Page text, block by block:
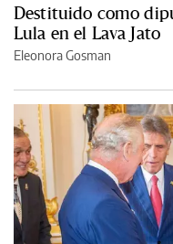
Destituido como
Lula en el Lava Jato
Eleonora Gosman